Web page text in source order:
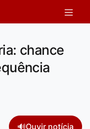
chance
🔊Ouvir notícia